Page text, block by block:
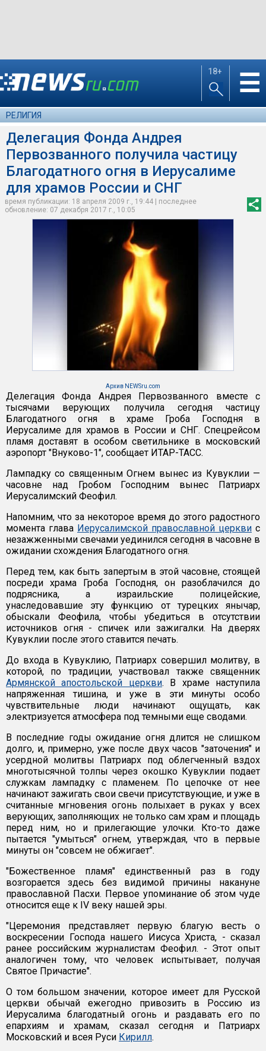
18+ ☰
РЕЛИГИЯ
Делегация Фонда Андрея
Первозванного получила частицу
Благодатного огня в Иерусалиме
для храмов России и СНГ
время публикации: 18 апреля 2009 г., 19:44 | последнее
обновление: 07 декабря 2017 г., 10:05
Архив NEWSru.com
Делегация Фонда Андрея Первозванного вместе с
тысячами верующих получила сегодня частицу
Благодатного огня в храме Гроба Господня в
Иерусалиме для храмов в России и СНГ. Спецрейсом
пламя доставят в особом светильнике в московский
аэропорт "Внуково-1", сообщает ИТАР-ТАСС.
Лампадку со священным Огнем вынес из Кувуклии —
часовне над Гробом Господним вынес Патриарх
Иерусалимский Феофил.
Напомним, что за некоторое время до этого радостного
момента глава Иерусалимской православной церкви с
незажженными свечами уединился сегодня в часовне в
ожидании схождения Благодатного огня.
Перед тем, как быть запертым в этой часовне, стоящей
посреди храма Гроба Господня, он разоблачился до
подрясника, а израильские полицейские,
унаследовавшие эту функцию от турецких янычар,
обыскали Феофила, чтобы убедиться в отсутствии
источников огня - спичек или зажигалки. На дверях
Кувуклии после этого ставится печать.
До входа в Кувуклию, Патриарх совершил молитву, в
которой, по традиции, участвовал также священник
Армянской апостольской церкви. В храме наступила
напряженная тишина, и уже в эти минуты особо
чувствительные люди начинают ощущать, как
электризуется атмосфера под темными еще сводами.
В последние годы ожидание огня длится не слишком
долго, и, примерно, уже после двух часов "заточения" и
усердной молитвы Патриарх под облегченный вздох
многотысячной толпы через окошко Кувуклии подает
служкам лампадку с пламенем. По цепочке от нее
начинают зажигать свои свечи присутствующие, и уже в
считанные мгновения огонь полыхает в руках у всех
верующих, заполняющих не только сам храм и площадь
перед ним, но и прилегающие улочки. Кто-то даже
пытается "умыться" огнем, утверждая, что в первые
минуты он "совсем не обжигает".
"Божественное пламя" единственный раз в году
возгорается здесь без видимой причины накануне
православной Пасхи. Первое упоминание об этом чуде
относится еще к IV веку нашей эры.
"Церемония представляет первую благую весть о
воскресении Господа нашего Иисуса Христа, - сказал
ранее российским журналистам Феофил. - Этот опыт
аналогичен тому, что человек испытывает, получая
Святое Причастие".
О том большом значении, которое имеет для Русской
церкви обычай ежегодно привозить в Россию из
Иерусалима благодатный огонь и раздавать его по
епархиям и храмам, сказал сегодня и Патриарх
Московский и всея Руси Кирилл.